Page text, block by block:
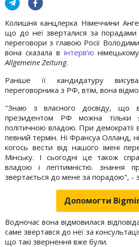
Колишня канцлерка Німеччини
що до неї зверталися за
переговори з главою Росії
вона сказала в інтерв’ю
Allgemeine Zeitung.
Раніше її кандидатуру
переговорника з РФ, втім, вона
"Знаю з власного досвіду, що
президентом РФ можна тільки
політичною владою. При демократії
певний термін. Ні Франсуа Олланд,
когось вести від нашого імені
Мінську. І сьогодні це також
владою і легітимністю. знання
звертається до мене за порадою", -
Допомогти
Водночас вона відмовилася
саме звертався до неї за
що такі звернення вже були.